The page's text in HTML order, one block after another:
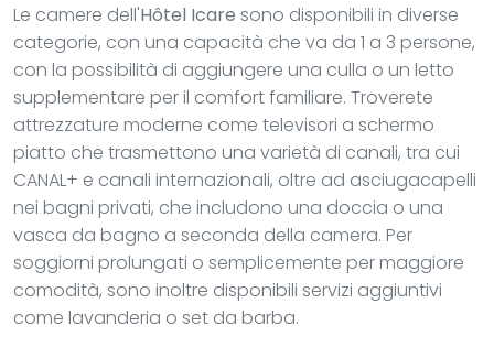
Le camere dell'Hôtel Icare sono disponibili in diverse
categorie, con una capacità che va da 1 a 3 persone,
con la possibilità di aggiungere una culla o un letto
supplementare per il comfort familiare. Troverete
attrezzature moderne come televisori a schermo
piatto che trasmettono una varietà di canali, tra cui
CANAL+ e canali internazionali, oltre ad asciugacapelli
nei bagni privati, che includono una doccia o una
vasca da bagno a seconda della camera. Per
soggiorni prolungati o semplicemente per maggiore
comodità, sono inoltre disponibili servizi aggiuntivi
come lavanderia o set da barba.